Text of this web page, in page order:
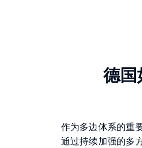
德国
作为多边体系的重
通过持续加强的多